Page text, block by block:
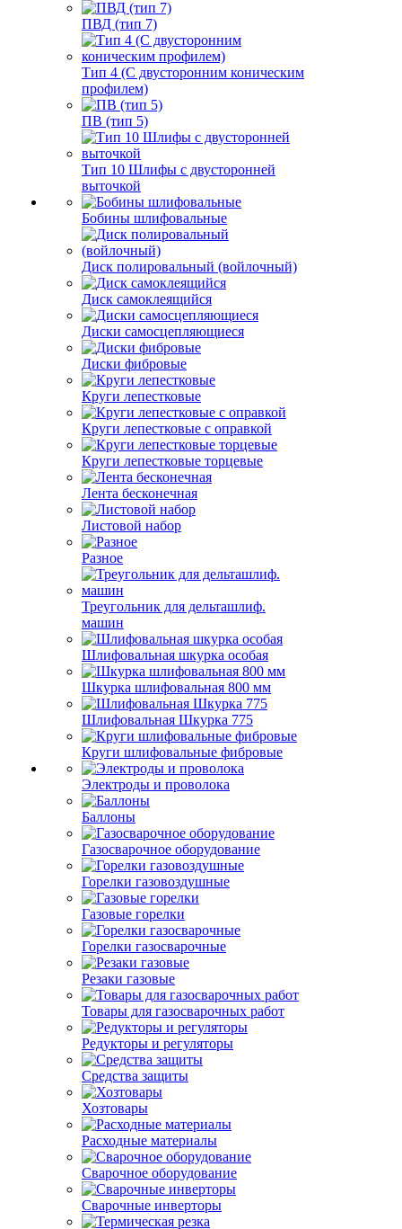
ПВД (тип 7)
Тип 4 (С двусторонним коническим
профилем)
ПВ (тип 5)
Тип 10 Шлифы с двусторонней
выточкой
Бобины шлифовальные
Диск полировальный (войлочный)
Диск самоклеящийся
Диски самосцепляющиеся
Диски фибровые
Круги лепестковые
Круги лепестковые с оправкой
Круги лепестковые торцевые
Лента бесконечная
Листовой набор
Разное
Треугольник для дельташлиф.
машин
Шлифовальная шкурка особая
Шкурка шлифовальная 800 мм
Шлифовальная Шкурка 775
Круги шлифовальные фибровые
Электроды и проволока
Баллоны
Газосварочное оборудование
Горелки газовоздушные
Газовые горелки
Горелки газосварочные
Резаки газовые
Товары для газосварочных работ
Редукторы и регуляторы
Средства защиты
Хозтовары
Расходные материалы
Сварочное оборудование
Сварочные инверторы